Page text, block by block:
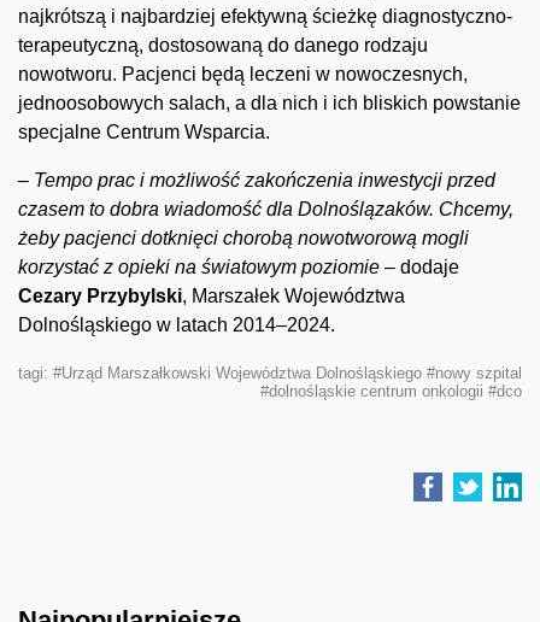
najkrótszą i najbardziej efektywną ścieżkę diagnostyczno-
terapeutyczną, dostosowaną do danego rodzaju
nowotworu. Pacjenci będą leczeni w nowoczesnych,
jednoosobowych salach, a dla nich i ich bliskich powstanie
specjalne Centrum Wsparcia.
– Tempo prac i możliwość zakończenia inwestycji przed
czasem to dobra wiadomość dla Dolnoślązaków. Chcemy,
żeby pacjenci dotknięci chorobą nowotworową mogli
korzystać z opieki na światowym poziomie – dodaje
Cezary Przybylski, Marszałek Województwa
Dolnośląskiego w latach 2014–2024.
tagi: #Urząd Marszałkowski Województwa Dolnośląskiego #nowy szpital
#dolnośląskie centrum onkologii #dco